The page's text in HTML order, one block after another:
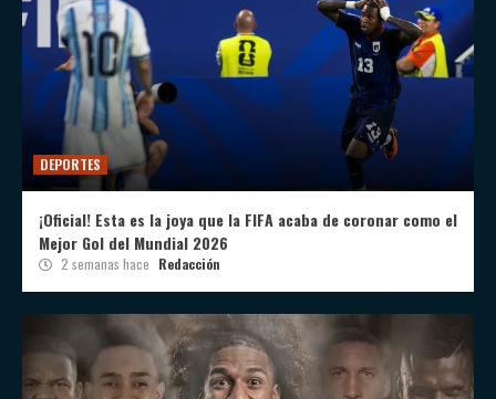
DEPORTES
¡Oficial! Esta es la joya que la FIFA acaba de coronar como el
Mejor Gol del Mundial 2026
2 semanas hace Redacción